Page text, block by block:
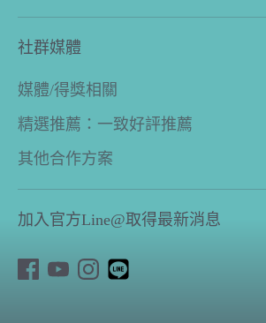
社群媒體
媒體/得獎相關
精選推薦：一致好評推薦
其他合作方案
加入官方Line@取得最新消息